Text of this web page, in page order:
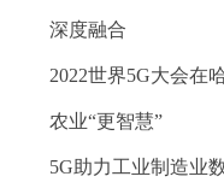
深度融合
2022世界5G大会在
农业“更智慧”
5G助力工业制造业